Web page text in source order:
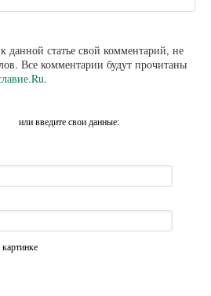
данной статье свой комментарий, не
Все комментарии будут прочитаны
.
или введите свои данные: